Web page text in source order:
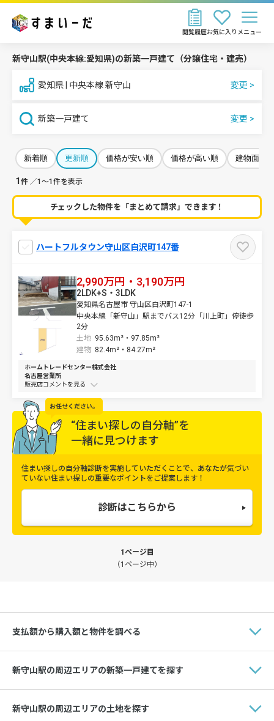
お気に入り
閲覧履歴 メニュー
新守山駅(中央本線:愛知県)の新築一戸建て（分譲住宅・建売）
愛知県 | 中央本線 新守山
新築一戸建て
新着順 更新順 価格が安い順 価格が高い順 建物面積
1 件 ／1～1件を表示
チェックした物件を「まとめて請求」できます！
ハートフルタウン守山区白沢町147番
2,990万円・3,190万円
愛知県名古屋市 守山区白沢町147-1
中央本線「新守山」駅までバス12分「川上町」停徒歩
2分
土地 95.63m²・ 97.85m²
2LDK+S・3LDK
建物 82.4m²・ 84.27m²
ホームトレードセンター株式会社
名古屋営業所
販売店コメントを
お任せください。
“住まい探しの自分軸”を
一緒に見つけます
住まい探しの自分軸診断を実施していただくことで、 あなたが気づい
ていない住まい探しの重要なポイントをご提案します！
診断はこちらから
1ページ目
（1ページ中）
支払額から購入額と物件を調べる
新守山駅の周辺エリアの新築一戸建てを探す
新守山駅の周辺エリアの土地を探す